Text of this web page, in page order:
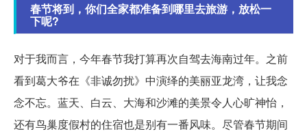
春节将到，你们全家都准备到哪里去旅游，放松一
下呢?
对于我而言，今年春节我打算再次自驾去海南过年。之前
看到葛大爷在《非诚勿扰》中演绎的美丽亚龙湾，让我念
念不忘。蓝天、白云、大海和沙滩的美景令人心旷神怡，
还有鸟巢度假村的住宿也是别有一番风味。尽管春节期间